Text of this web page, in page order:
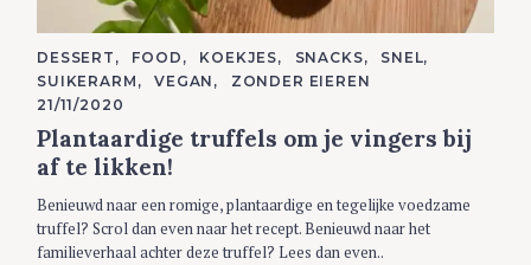
C
A
T
E
O
R
I
E
S
DESSERT FOOD KOEKJES SNACKS
SNEL
SUIKERARM
VEGAN
ZONDER EIEREN
21/11/2020
Plantaardige truffels om je vingers bij
af te likken!
Benieuwd naar een romige, plantaardige en tegelijke voedzame
truffel? Scrol dan even naar het recept. Benieuwd naar het
familieverhaal achter deze truffel? Lees dan even..